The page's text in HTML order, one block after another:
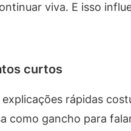
viva. E isso
curtos
rápidas
como gancho para